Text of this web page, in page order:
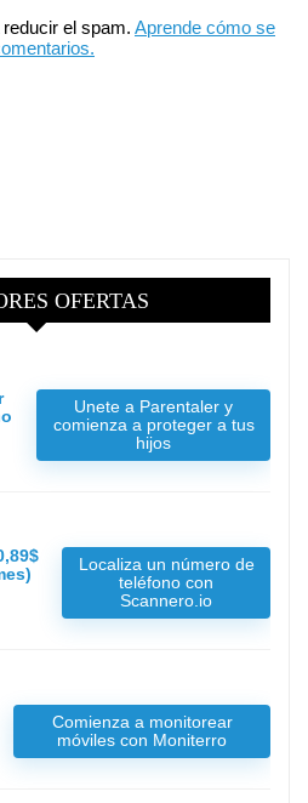
el spam. Aprende cómo se
OFERTAS
Unete a Parentaler y
comienza a proteger a tus
hijos
Localiza un número de
teléfono con
Scannero.io
Comienza a monitorear
móviles con Moniterro